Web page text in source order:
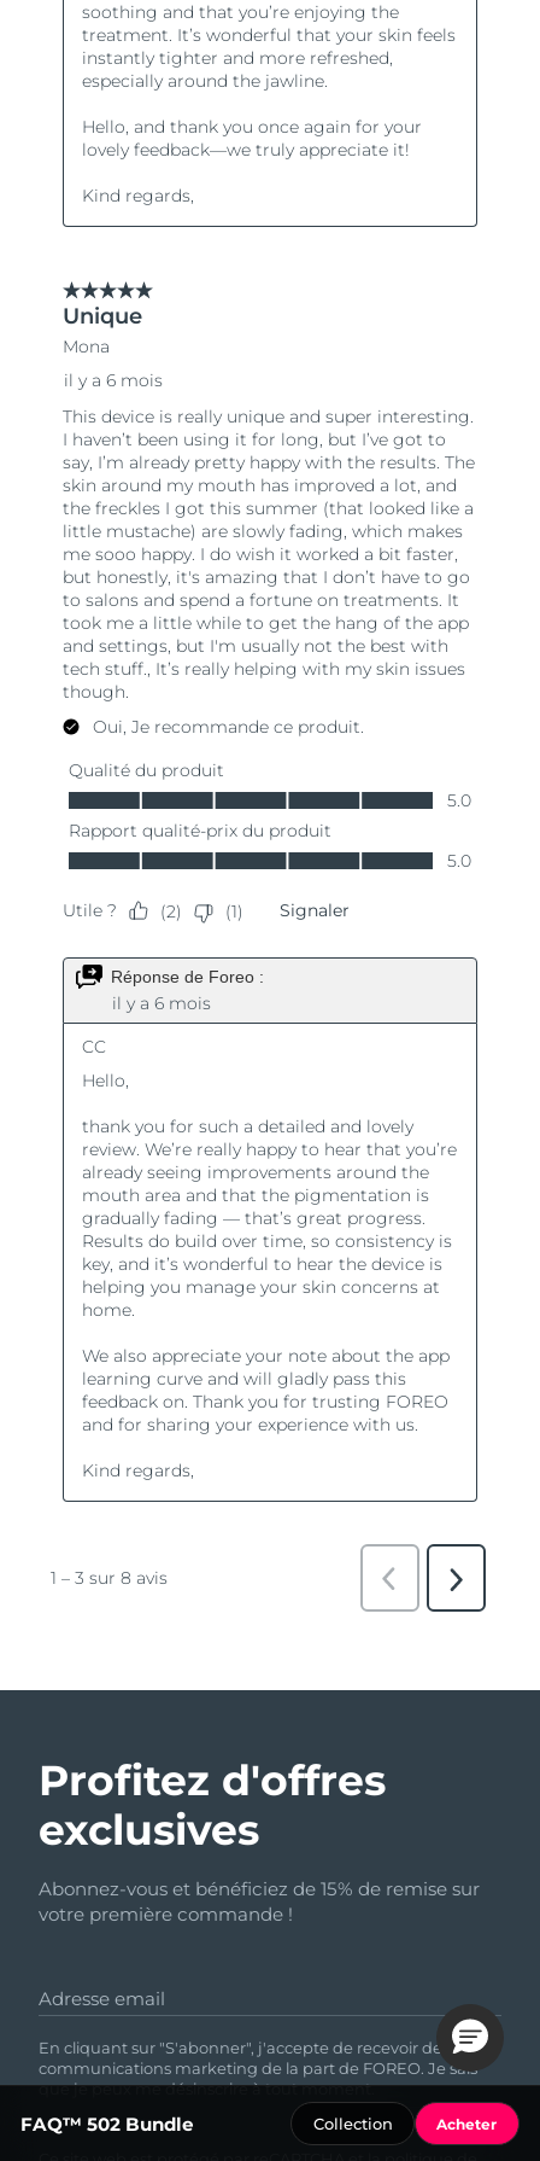
Profitez d'offres
exclusives
Abonnez-vous et bénéficiez de 15% de remise sur
votre première commande !
Adresse email
En cliquant sur "S'abonner", j'accepte de recevoir des
communications marketing de la part de FOREO. Je sais
que je peux me désinscrire à tout moment.
FAQ™ 502 Bundle Collection Acheter